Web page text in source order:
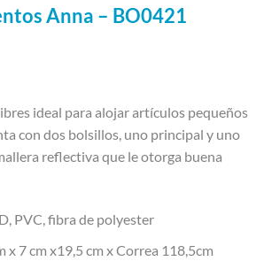
Anna – BO0421
ideal para alojar artículos pequeños
con dos bolsillos, uno principal y uno
reflectiva que le otorga buena
PVC, fibra de polyester
x 7 cm x19,5 cm x Correa 118,5cm